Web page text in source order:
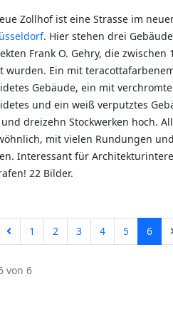
Zollhof ist eine Strasse im
. Hier stehen drei
Frank O. Gehry, die zwischen
wurden. Ein mit
Gebäude, ein mit
und ein weiß verputztes
dreizehn Stockwerken hoch.
mit vielen Rundungen
Interessant für
22 Bilder.
1 2 3 4 5 6
von 6